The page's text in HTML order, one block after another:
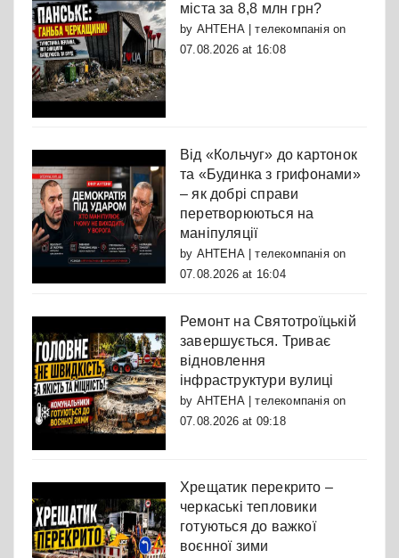
міста за 8,8 млн грн?
by АНТЕНА | телекомпаніяon
07.08.2026 at 16:08
Від «Кольчуг» до картонок
та «Будинка з грифонами»
– як добрі справи
перетворюються на
маніпуляції
by АНТЕНА | телекомпаніяon
07.08.2026 at 16:04
Ремонт на Святотроїцькій
завершується. Триває
відновлення
інфраструктури вулиці
by АНТЕНА | телекомпаніяon
07.08.2026 at 09:18
Хрещатик перекрито –
черкаські тепловики
готуються до важкої
воєнної зими